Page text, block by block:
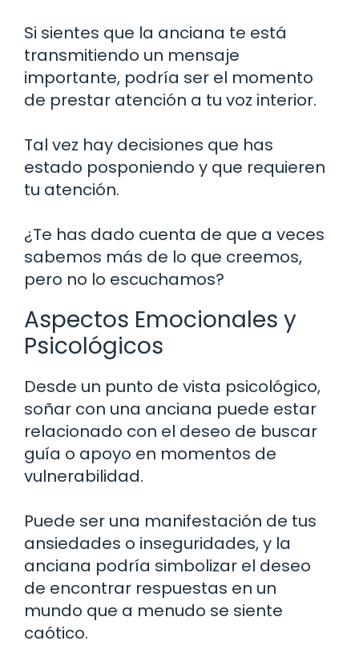
Si sientes que la anciana te está
transmitiendo un mensaje
importante, podría ser el momento
de prestar atención a tu voz interior.
Tal vez hay decisiones que has
estado posponiendo y que requieren
tu atención.
¿Te has dado cuenta de que a veces
sabemos más de lo que creemos,
pero no lo escuchamos?
Aspectos Emocionales y
Psicológicos
Desde un punto de vista psicológico,
soñar con una anciana puede estar
relacionado con el deseo de buscar
guía o apoyo en momentos de
vulnerabilidad.
Puede ser una manifestación de tus
ansiedades o inseguridades, y la
anciana podría simbolizar el deseo
de encontrar respuestas en un
mundo que a menudo se siente
caótico.